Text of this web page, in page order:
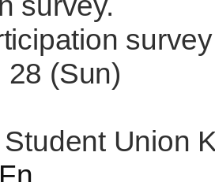
28 (Sun)
Student Union